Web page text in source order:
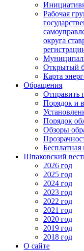
Рабочая
округа
Открытый
Карта
Обращения
Отправить
Порядок и
Порядок
Обзоры
Шпаковский
2026 год
2025 год
2024 год
2023 год
2022 год
2021 год
2020 год
2019 год
2018 год
О сайте